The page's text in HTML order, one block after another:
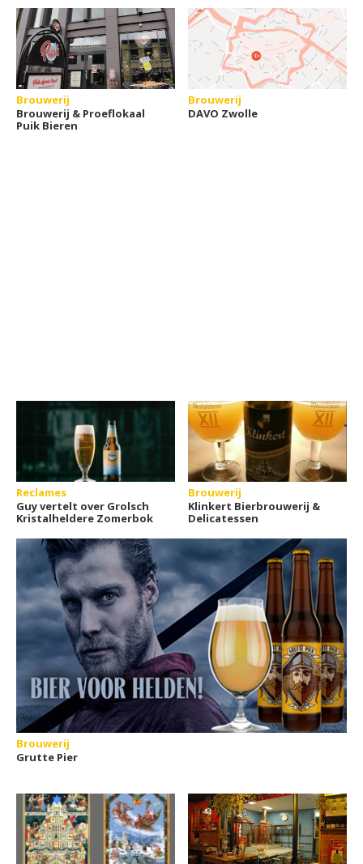
Brouwerij
Brouwerij & Proeflokaal
Puik Bieren
Brouwerij
DAVO Zwolle
Reclames
Guy vertelt over Grolsch
Kristalheldere Zomerbok
Brouwerij
Klinkert Bierbrouwerij &
Delicatessen
Brouwerij
Grutte Pier